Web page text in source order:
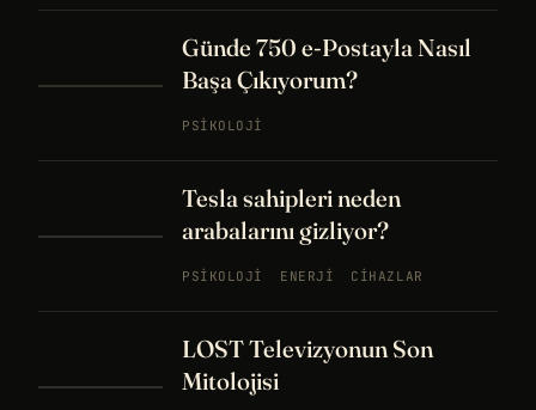
Günde 750 e-Postayla Nasıl
Başa Çıkıyorum?
PSIKOLOJI
Tesla sahipleri neden
arabalarını gizliyor?
PSIKOLOJI ENERJI CIHAZLAR
LOST Televizyonun Son
Mitolojisi